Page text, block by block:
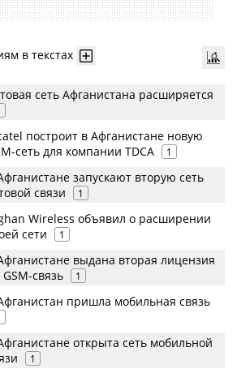
в текстах
сеть Афганистана расширяется
построит в Афганистане новую
сеть для компании TDCA
1
запускают вторую сеть
связи
1
Wireless объявил о расширении
сети
1
выдана вторая лицензия
связь
1
пришла мобильная связь
открыта сеть мобильной
1